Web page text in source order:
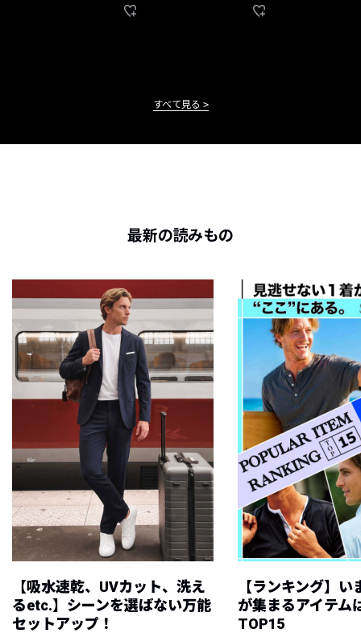
すべて見る
最新の読みもの
【吸水速乾、UVカット、洗え
るetc.】シーンを選ばない万能
セットアップ！
【ランキング】
が集まるアイテム
TOP15